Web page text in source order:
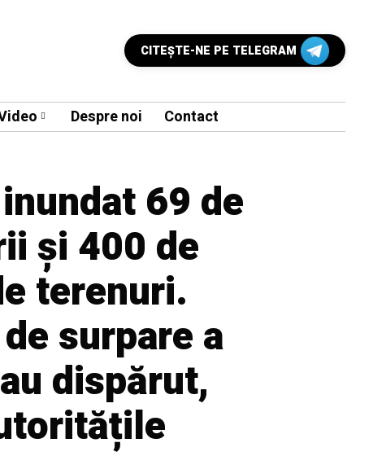
CITEŞTE-NE PE TELEGRAM
Despre noi Contact
69 de
și 400 de
terenuri.
surpare a
dispărut,